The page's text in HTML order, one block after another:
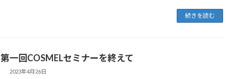
続きを読む
第一回COSMELセミナーを終えて
2023年4月26日